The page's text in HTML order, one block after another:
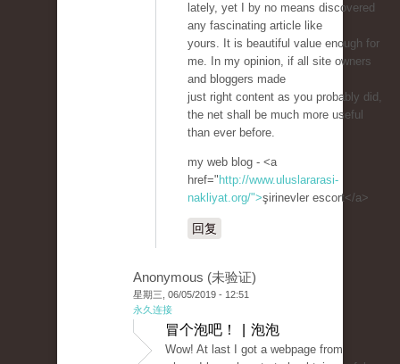
lately, yet I by no means discovered
any fascinating article like
yours. It is beautiful value enough for
me. In my opinion, if all site owners
and bloggers made
just right content as you probably did,
the net shall be much more useful
than ever before.
my web blog - <a
href=" http://www.uluslararasi-
nakliyat.org/">şirinevler escort</a>
回复
Anonymous (未验证)
星期三, 06/05/2019 - 12:51
永久连接
冒个泡吧！ | 泡泡
Wow! At last I got a webpage from